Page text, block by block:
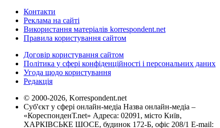
Контакти
Реклама на сайті
Використання матеріалів korrespondent.net
Правила користування сайтом
Договір користування сайтом
Політика у сфері конфіденційності і персональних даних
Угода щодо користування
Редакція
© 2000-2026, Korrespondent.net
Суб'єкт у сфері онлайн-медіа Назва онлайн-медіа –
«КореспонденТ.net» Адреса: 02091, місто Київ,
ХАРКІВСЬКЕ ШОСЕ, будинок 172-Б, офіс 208/1 E-mail: